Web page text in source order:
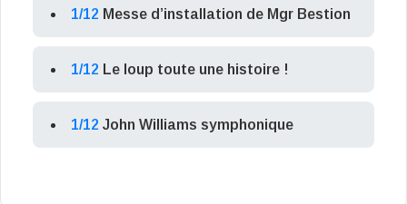
1/12 Messe d’installation de Mgr Bestion
1/12 Le loup toute une histoire !
1/12 John Williams symphonique